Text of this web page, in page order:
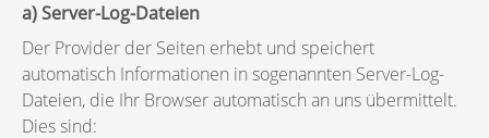
a) Server-Log-Dateien
Der Provider der Seiten erhebt und speichert
automatisch Informationen in sogenannten Server-Log-
Dateien, die Ihr Browser automatisch an uns übermittelt.
Dies sind: